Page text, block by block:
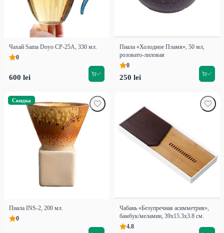
Чахай Sama Doyo CP-25A, 330 мл.
0
600 lei
Пиала «Холодное Пламя», 50 мл,
розовато-лиловая
0
250 lei
Скидка
Пиала INS-2, 200 мл.
0
Чабань «Безупречная асимметрия»,
бамбук/меламин, 39х15.3х3.8 см.
4.8